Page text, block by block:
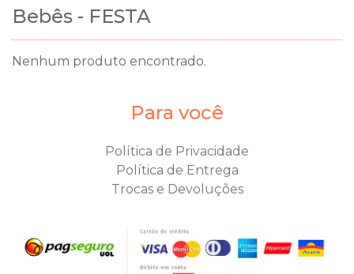
Bebês - FESTA
Nenhum produto encontrado.
Para você
Política de Privacidade
Política de Entrega
Trocas e Devoluções